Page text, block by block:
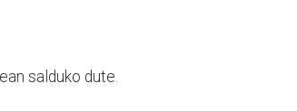
salduko dute.